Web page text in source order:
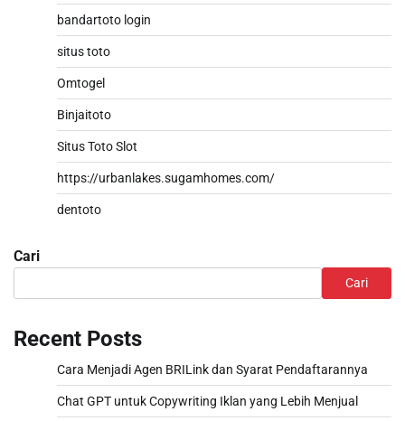
bandartoto login
situs toto
Omtogel
Binjaitoto
Situs Toto Slot
https://urbanlakes.sugamhomes.com/
dentoto
Cari
Cari
Recent Posts
Cara Menjadi Agen BRILink dan Syarat Pendaftarannya
Chat GPT untuk Copywriting Iklan yang Lebih Menjual